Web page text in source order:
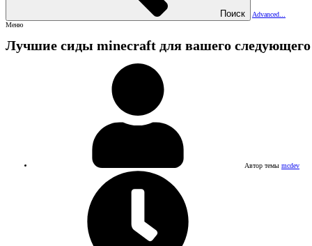
Поиск
Advanced...
Меню
Лучшие сиды minecraft для вашего
Автор темы mcdev